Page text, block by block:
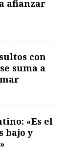
afianzar
con
suma a
«Es el
bajo y